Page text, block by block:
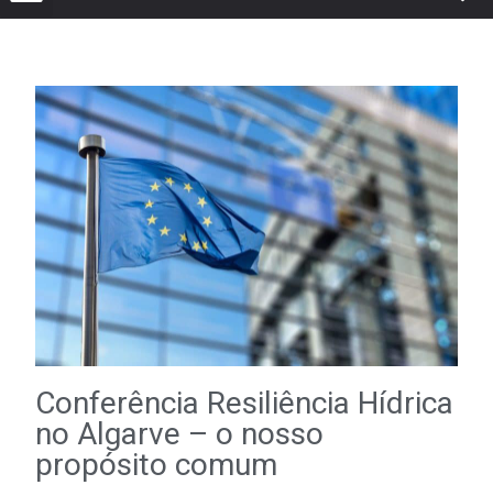
Conferência Resiliência Hídrica
no Algarve – o nosso
propósito comum